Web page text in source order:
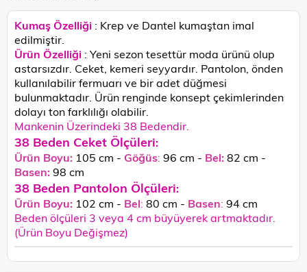
Kumaş Özelliği : Krep ve Dantel kumaştan imal
edilmiştir.
Ürün Özelliği : Yeni sezon tesettür moda ürünü olup
astarsızdır. Ceket, kemeri seyyardır. Pantolon, önden
kullanılabilir fermuarı ve bir adet düğmesi
bulunmaktadır. Ürün renginde konsept çekimlerinden
dolayı ton farklılığı olabilir.
Mankenin Üzerindeki 38 Bedendir.
38 Beden Ceket Ölçüleri:
Ürün Boyu: 105 cm - Göğüs: 96 cm - Bel:82 cm -
Basen:98 cm
38 Beden Pantolon Ölçüleri:
Ürün Boyu: 102 cm - Bel: 80 cm - Basen: 94 cm
Beden ölçüleri 3 veya 4 cm büyüyerek artmaktadır.
(Ürün Boyu Değişmez)